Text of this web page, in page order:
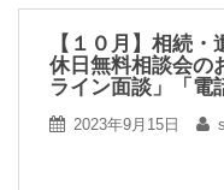
【１０月】相続
休日無料相談会の
ライン面談」「電
2023年9月15日